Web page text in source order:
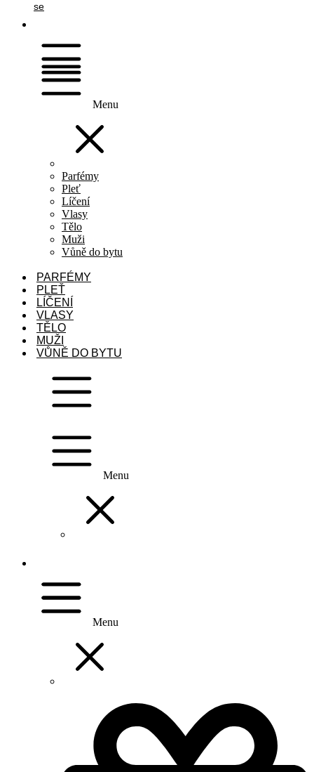
se
Menu
Parfémy
Pleť
Líčení
Vlasy
Tělo
Muži
Vůně do bytu
PARFÉMY
PLEŤ
LÍČENÍ
VLASY
TĚLO
MUŽI
VŮNĚ DO BYTU
Menu
Menu